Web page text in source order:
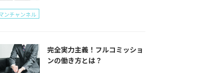
ンチャンネル
完全実力主義！フルコミッショ
ンの働き方とは？